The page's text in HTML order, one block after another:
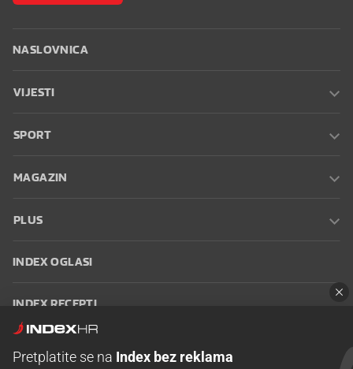
NASLOVNICA
VIJESTI
SPORT
MAGAZIN
PLUS
INDEX OGLASI
INDEX RECEPTI
Pretplatite se na Index bez reklama